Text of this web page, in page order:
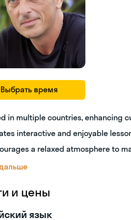
Выбрать время
in multiple countries, enhancing
interactive and enjoyable
a relaxed atmosphere to
и цены
язык